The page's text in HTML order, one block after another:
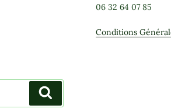
06 32 64 07 85
Conditions